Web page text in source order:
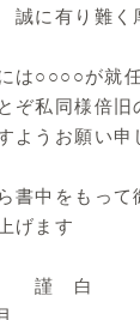
誠に有り難く
は○○○○が就
ぞ私同様倍旧
ようお願い申
書中をもって
げます